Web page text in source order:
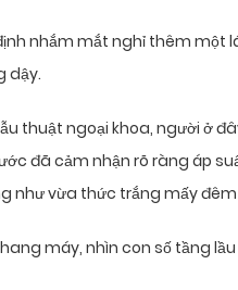
nhắm mắt nghỉ thêm một
dậy.
thuật ngoại khoa, người ở
đã cảm nhận rõ ràng áp
như vừa thức trắng mấy đêm
máy, nhìn con số tầng